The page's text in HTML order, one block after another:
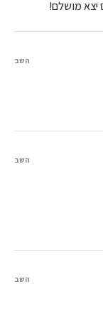
יצא מושלם!
השב
השב
השב